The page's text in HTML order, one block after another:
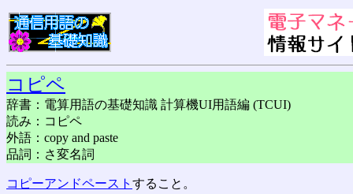
コピペ
辞書：電算用語の基礎知識 計算機UI用語編 (TCUI)
読み：コピペ
外語：copy and paste
品詞：さ変名詞
コピーアンドペースト すること。